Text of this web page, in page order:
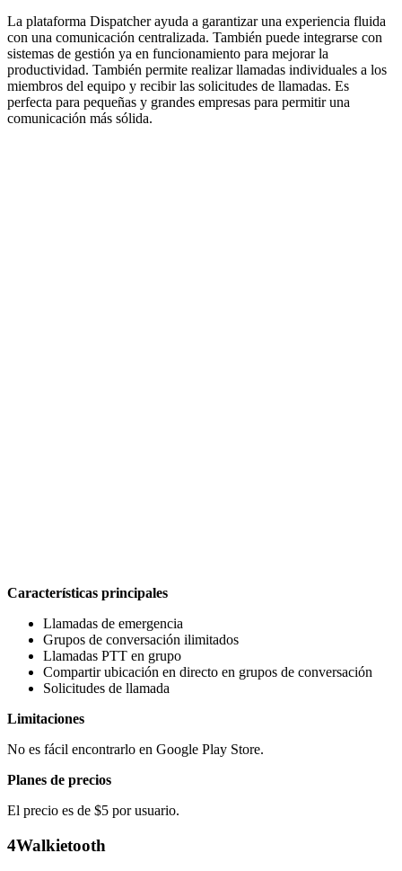
La plataforma Dispatcher ayuda a garantizar una experiencia fluida
con una comunicación centralizada. También puede integrarse con
sistemas de gestión ya en funcionamiento para mejorar la
productividad. También permite realizar llamadas individuales a los
miembros del equipo y recibir las solicitudes de llamadas. Es
perfecta para pequeñas y grandes empresas para permitir una
comunicación más sólida.
Características principales
Llamadas de emergencia
Grupos de conversación ilimitados
Llamadas PTT en grupo
Compartir ubicación en directo en grupos de conversación
Solicitudes de llamada
Limitaciones
No es fácil encontrarlo en Google Play Store.
Planes de precios
El precio es de $5 por usuario.
4Walkietooth